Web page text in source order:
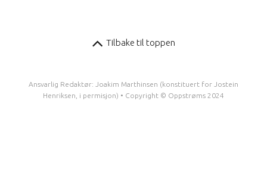
Tilbake til toppen
Ansvarlig Redaktør: Joakim Marthinsen (konstituert for Jostein
Henriksen, i permisjon) • Copyright © Oppstrøms 2024